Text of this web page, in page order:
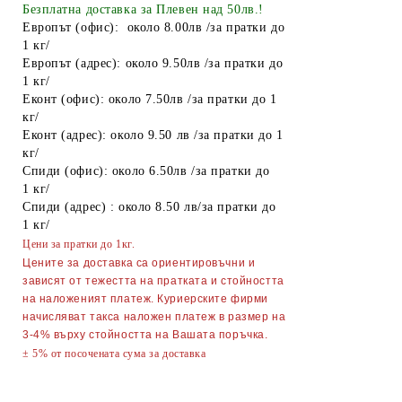
Найлонови торбички и пликове
Пликове за лед
Спирт
Боя за яйца
Други
ТАБАКЕРИ
Точило за ножове и ножици
Парти Артикули торти тържества
украса
АКСЕСОАРИ ЗА КОСА
Безплатна доставка за Плевен над 50лв.!
Европът (офис): около 8.00лв /за пратки до
1 кг/
Европът (адрес): около 9.50лв /за пратки до
1 кг/
Еконт (офис): около 7.50лв /за пратки до 1
кг/
Еконт (адрес): около 9.50 лв /за пратки до 1
кг/
Спиди (офис): около 6.50лв /за пратки до
1 кг/
Спиди (адрес) : около 8.50 лв/за пратки до
1 кг/
Цени за пратки до 1кг.
Цените за доставка са ориентировъчни и
зависят от тежестта на пратката и стойността
на наложеният платеж. Куриерските фирми
начисляват такса наложен платеж в размер на
3-4% върху стойността на Вашата поръчка.
± 5% от посочената сума за доставка